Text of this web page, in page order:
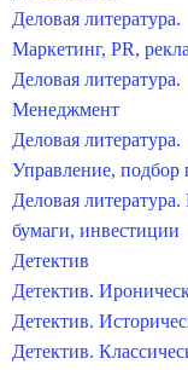
Деловая литература.
Маркетинг, PR,
Деловая литература.
Менеджмент
Деловая литература.
Управление, подбор
Деловая
бумаги, инвестиции
Детектив
Детектив.
Детектив.
Детектив.